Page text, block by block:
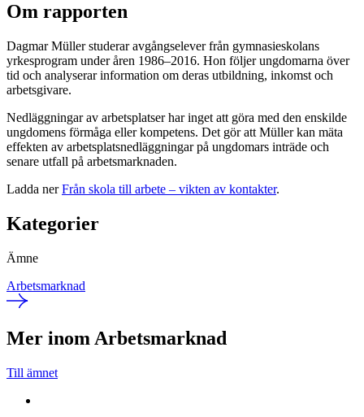
Om rapporten
Dagmar Müller studerar avgångselever från gymnasieskolans
yrkesprogram under åren 1986–2016. Hon följer ungdomarna över
tid och analyserar information om deras utbildning, inkomst och
arbetsgivare.
Nedläggningar av arbetsplatser har inget att göra med den enskilde
ungdomens förmåga eller kompetens. Det gör att Müller kan mäta
effekten av arbetsplatsnedläggningar på ungdomars inträde och
senare utfall på arbetsmarknaden.
Ladda nerFrån skola till arbete – vikten av kontakter.
Kategorier
Ämne
Arbetsmarknad
Mer inom Arbetsmarknad
Till ämnet